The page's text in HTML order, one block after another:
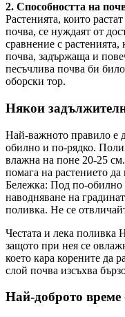
2. Способността на
Растенията, които
почва, се нуждаят от
сравнение с растенията,
почва, задържаща и
песъчлива почва би
оборски тор.
Някои
Най-важното правило е
обилно и по-рядко.
влажна на поне 20-25
помага на растението
Бележка: Под по-обилно
наводняване на
поливка. Не се
Честата и лека поливка
защото при нея се
което кара корените да
слой почва изсъхва
Най-доброто време